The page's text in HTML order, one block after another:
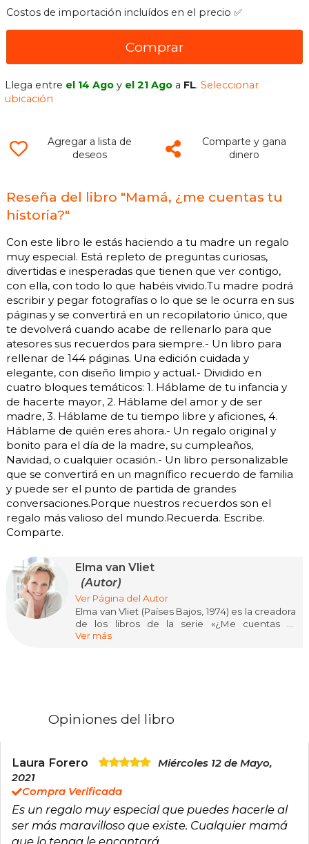
Costos de importación incluídos en el precio ✅
Comprar
Llega entre el 14 Ago y el 21 Ago a FL.Seleccionar
ubicación
Agregar a lista de
deseos
Comparte y gana
dinero
Reseña del libro "Mamá, ¿me cuentas tu
historia?"
Con este libro le estás haciendo a tu madre un regalo
muy especial. Está repleto de preguntas curiosas,
divertidas e inesperadas que tienen que ver contigo,
con ella, con todo lo que habéis vivido.Tu madre podrá
escribir y pegar fotografías o lo que se le ocurra en sus
páginas y se convertirá en un recopilatorio único, que
te devolverá cuando acabe de rellenarlo para que
atesores sus recuerdos para siempre.- Un libro para
rellenar de 144 páginas. Una edición cuidada y
elegante, con diseño limpio y actual.- Dividido en
cuatro bloques temáticos: 1. Háblame de tu infancia y
de hacerte mayor, 2. Háblame del amor y de ser
madre, 3. Háblame de tu tiempo libre y aficiones, 4.
Háblame de quién eres ahora.- Un regalo original y
bonito para el día de la madre, su cumpleaños,
Navidad, o cualquier ocasión.- Un libro personalizable
que se convertirá en un magnífico recuerdo de familia
y puede ser el punto de partida de grandes
conversaciones.Porque nuestros recuerdos son el
regalo más valioso del mundo.Recuerda. Escribe.
Comparte.
Elma van Vliet
(Autor)
Ver Página del Autor
Elma van Vliet (Países Bajos, 1974) es la creadora
de los libros de la serie «¿Me cuentas tu
historia?», que ya se han ganado un lugar en el
Ver más
Opiniones del libro
Laura Forero
Miércoles 12 de Mayo,
2021
Compra Verificada
Es un regalo muy especial que puedes hacerle al
ser más maravilloso que existe. Cualquier mamá
que lo tenga le encantará